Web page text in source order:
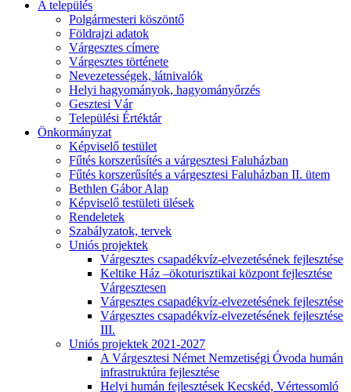
A település
Polgármesteri köszöntő
Földrajzi adatok
Várgesztes címere
Várgesztes története
Nevezetességek, látnivalók
Helyi hagyományok, hagyományőrzés
Gesztesi Vár
Települési Értéktár
Önkormányzat
Képviselő testület
Fűtés korszerűsítés a várgesztesi Faluházban
Fűtés korszerűsítés a várgesztesi Faluházban II. ütem
Bethlen Gábor Alap
Képviselő testületi ülések
Rendeletek
Szabályzatok, tervek
Uniós projektek
Várgesztes csapadékvíz-elvezetésének fejlesztése
Keltike Ház –ökoturisztikai központ fejlesztése
Várgesztesen
Várgesztes csapadékvíz-elvezetésének fejlesztése
Várgesztes csapadékvíz-elvezetésének fejlesztése
III.
Uniós projektek 2021-2027
A Várgesztesi Német Nemzetiségi Óvoda humán
infrastruktúra fejlesztése
Helyi humán fejlesztések Kecskéd, Vértessomló